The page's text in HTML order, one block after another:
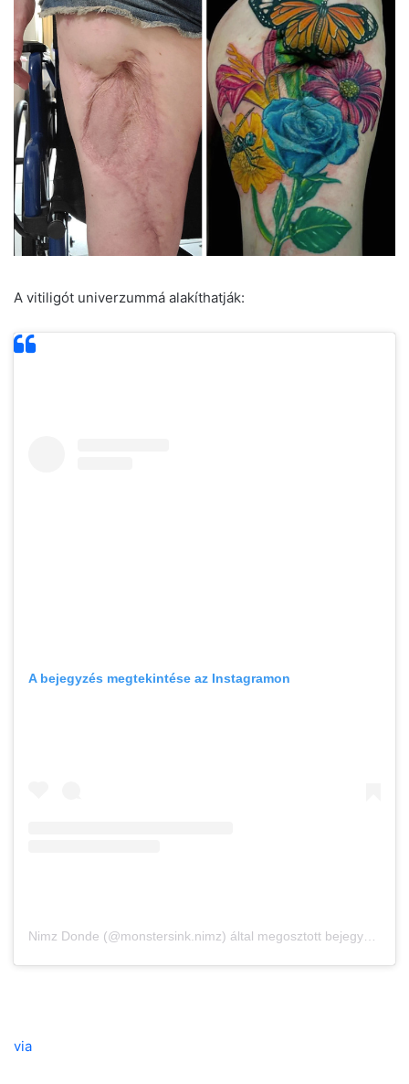
A vitiligót univerzummá alakíthatják:
A bejegyzés megtekintése az Instagramon
Nimz Donde (@monstersink.nimz) által megosztott bejegyzés
via